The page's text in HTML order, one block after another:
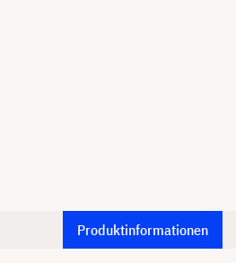
Produktinformationen